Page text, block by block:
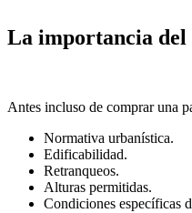
La importancia del
Antes incluso de comprar una
Normativa urbanística.
Edificabilidad.
Retranqueos.
Alturas permitidas.
Condiciones específicas